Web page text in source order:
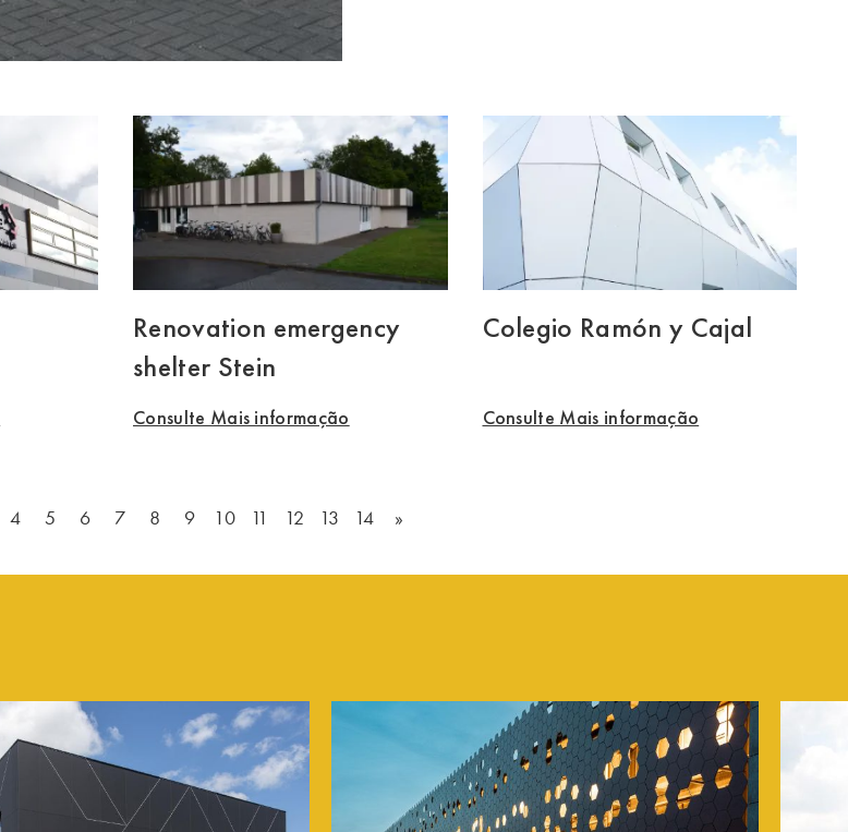
Renovation emergency
shelter Stein
Consulte Mais informação
Colegio Ramón y Cajal
Consulte Mais informação
4 5 6 7 8 9 10 11 12 13 14 »